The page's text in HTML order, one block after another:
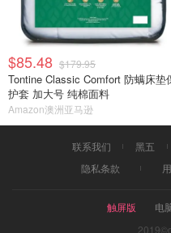
$85.48 $179.95
Tontine Classic Comfort 防螨床垫
护套 加大号 纯棉面料
Amazon澳洲亚马逊
联系我们 黑五
隐私条款
触屏版 电